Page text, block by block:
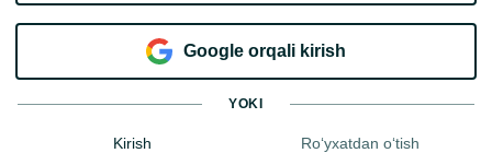
Goo​g​le orqali kirish
YOKI
Kirish Ro‘yxatdan o‘tish